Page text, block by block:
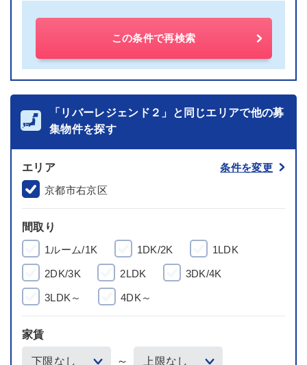
この条件で再検索
「リバーレジェンド２」と同じエリアで他の募
集物件を探す
エリア
条件を変更
京都市右京区
間取り
1ルーム/1K
1DK/2K 1LDK
2DK/3K 2LDK 3DK/4K
3LDK～ 4DK～
家賃
～